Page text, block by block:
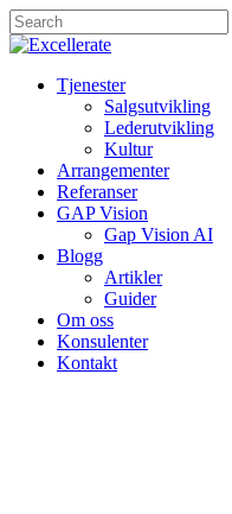
Tjenester
Salgsutvikling
Lederutvikling
Kultur
Arrangementer
Referanser
GAP Vision
Gap Vision AI
Blogg
Artikler
Guider
Om oss
Konsulenter
Kontakt